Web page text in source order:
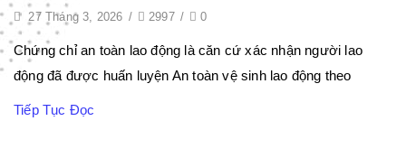
27 Tháng 3, 2026 / 2997 / 0
Chứng chỉ an toàn lao động là căn cứ xác nhận người lao
động đã được huấn luyện An toàn vệ sinh lao động theo
Tiếp Tục Đọc